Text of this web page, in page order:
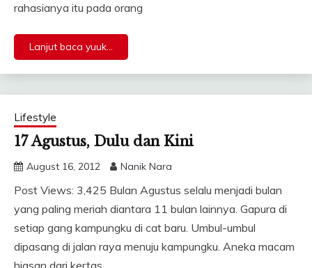
rahasianya itu pada orang
Lanjut baca yuuk...
Lifestyle
17 Agustus, Dulu dan Kini
August 16, 2012 Nanik Nara
Post Views: 3,425 Bulan Agustus selalu menjadi bulan
yang paling meriah diantara 11 bulan lainnya. Gapura di
setiap gang kampungku di cat baru. Umbul-umbul
dipasang di jalan raya menuju kampungku. Aneka macam